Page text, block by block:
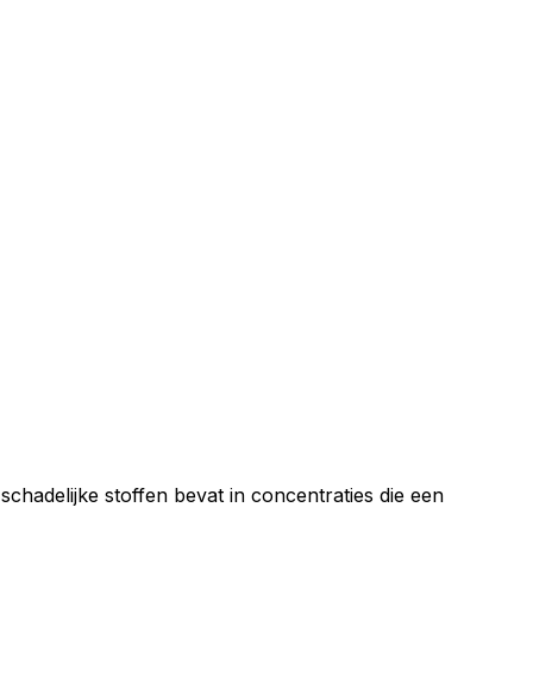
stoffen bevat in concentraties die een
zich gedraagt of eruitziet